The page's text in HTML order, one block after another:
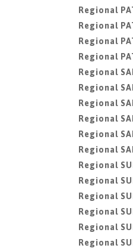
Regional
Regional
Regional
Regional
Regional
Regional
Regional
Regional
Regional
Regional
Regional
Regional
Regional
Regional
Regional
Regional